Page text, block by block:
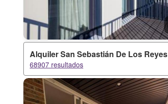
Alquiler San Sebastián De Los Reyes
68907 resultados